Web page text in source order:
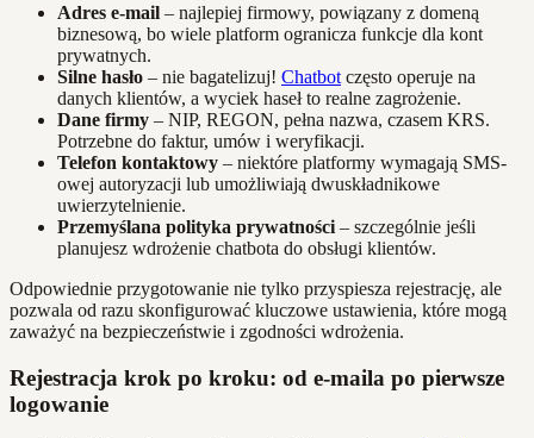
Adres e-mail – najlepiej firmowy, powiązany z domeną
biznesową, bo wiele platform ogranicza funkcje dla kont
prywatnych.
Silne hasło – nie bagatelizuj! Chatbot często operuje na
danych klientów, a wyciek haseł to realne zagrożenie.
Dane firmy – NIP, REGON, pełna nazwa, czasem KRS.
Potrzebne do faktur, umów i weryfikacji.
Telefon kontaktowy – niektóre platformy wymagają SMS-
owej autoryzacji lub umożliwiają dwuskładnikowe
uwierzytelnienie.
Przemyślana polityka prywatności – szczególnie jeśli
planujesz wdrożenie chatbota do obsługi klientów.
Odpowiednie przygotowanie nie tylko przyspiesza rejestrację, ale
pozwala od razu skonfigurować kluczowe ustawienia, które mogą
zaważyć na bezpieczeństwie i zgodności wdrożenia.
Rejestracja krok po kroku: od e-maila po pierwsze
logowanie